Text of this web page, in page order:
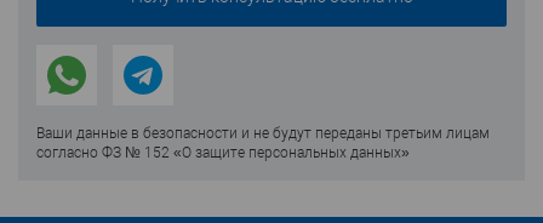
Ваши данные в безопасности и не будут переданы третьим лицам
согласно ФЗ № 152 «О защите персональных данных»